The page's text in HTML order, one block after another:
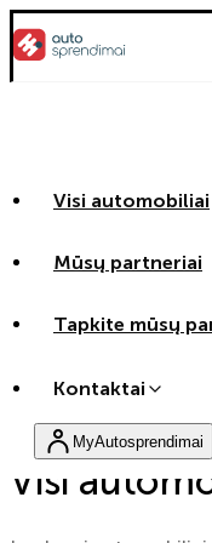
Visi automobiliai
Mūsų partneriai
Tapkite mūsų
Kontaktai
MyAutosprendimai
Visi